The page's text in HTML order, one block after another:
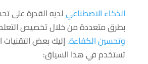
الذكاء الاصطناعيلديه القدرة على
بطرق متعددة من خلال تخصيص التعلم،
وتحسين الكفاءة.إليك بعض التقنيات
تستخدم في هذا السياق: